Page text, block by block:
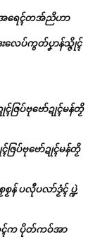
စက်ဝါတ်တုဲ တၠကၠ
ရေၚ်တအ်ညိဟာ
လေပ်ကွတ်ပၞာန်သ္ဇိုၚ်
ဇြပ်ဗုဗော်ဍုၚ်မန်တၟိ
ဇြပ်ဗုဗော်ဍုၚ်မန်တၟိ
စၟန် ပလီုပလာ်ဒၟံၚ် ပ္ဍဲ
ဝၚ်က ပိုတ်ကဝ်အာ